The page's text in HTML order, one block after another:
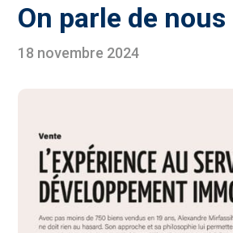
On parle de nous
18 novembre 2024